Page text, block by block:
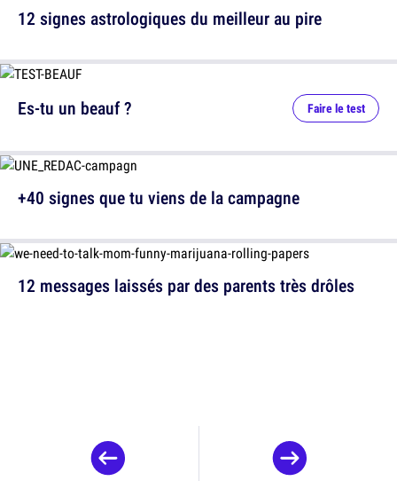
12 signes astrologiques du meilleur au pire
12 messages laissés par des parents très drôles
Es-tu un beauf ? Faire le test
+40 signes que tu viens de la campagne